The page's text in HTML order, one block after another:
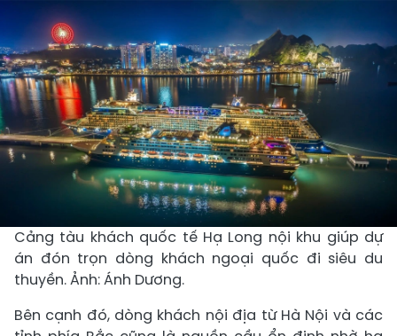
Cảng tàu khách quốc tế Hạ Long nội khu giúp dự
án đón trọn dòng khách ngoại quốc đi siêu du
thuyền. Ảnh: Ánh Dương.
Bên cạnh đó, dòng khách nội địa từ Hà Nội và các